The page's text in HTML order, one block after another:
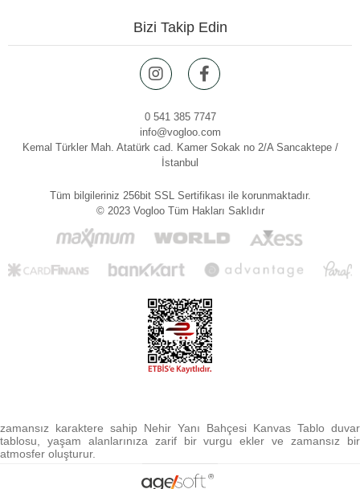
Bizi Takip Edin
0 541 385 7747
info@vogloo.com
Kemal Türkler Mah. Atatürk cad. Kamer Sokak no 2/A Sancaktepe /
İstanbul
Tüm bilgileriniz 256bit SSL Sertifikası ile korunmaktadır.
© 2023 Vogloo Tüm Hakları Saklıdır
zamansız karaktere sahip Nehir Yanı Bahçesi Kanvas Tablo duvar
tablosu, yaşam alanlarınıza zarif bir vurgu ekler ve zamansız bir
atmosfer oluşturur.